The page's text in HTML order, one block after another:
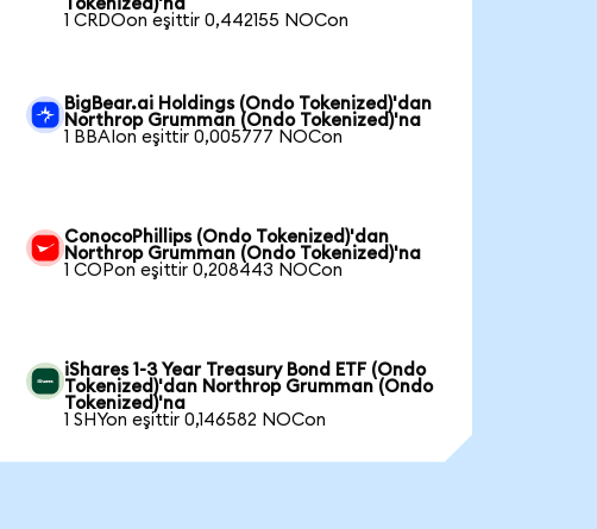
Tokenized)'na
1 CRDOon eşittir 0,442155 NOCon
BigBear.ai Holdings (Ondo Tokenized)'dan
Northrop Grumman (Ondo Tokenized)'na
1 BBAIon eşittir 0,005777 NOCon
ConocoPhillips (Ondo Tokenized)'dan
Northrop Grumman (Ondo Tokenized)'na
1 COPon eşittir 0,208443 NOCon
iShares 1-3 Year Treasury Bond ETF (Ondo
Tokenized)'dan Northrop Grumman (Ondo
Tokenized)'na
1 SHYon eşittir 0,146582 NOCon